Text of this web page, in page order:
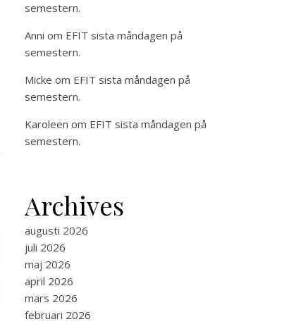
semestern.
Anni om EFIT sista måndagen på
semestern.
Micke om EFIT sista måndagen på
semestern.
Karoleen om EFIT sista måndagen på
semestern.
Archives
augusti 2026
juli 2026
maj 2026
april 2026
mars 2026
februari 2026